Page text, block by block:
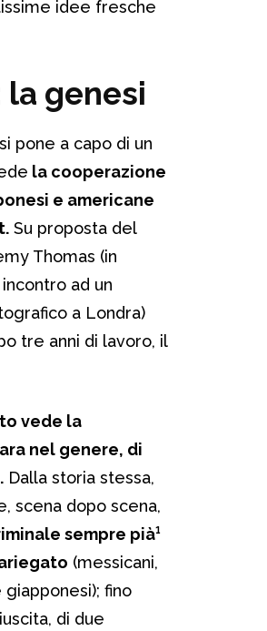
idee fresche
la genesi
pone a capo di un
la cooperazione
e americane
Su proposta del
Thomas (in
ad un
a Londra)
tre anni di lavoro, il
vede la
nel genere, di
Dalla storia stessa,
scena dopo scena,
sempre pià¹
(messicani,
fino
di due